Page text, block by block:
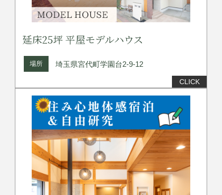
延床25坪 平屋モデルハウス
場所 埼玉県宮代町学園台2-9-12